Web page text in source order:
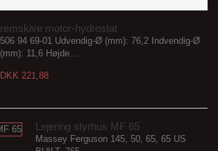
remskive motor-hydrostat
506 94 69-01 Udvendig-Ø (mm): 76,2 Indvendig-Ø
(mm): 11,6 Højde...
DKK 221,88
Lejering styrhus MF 65
Massey Ferguson 145, 50, 65, 65 US